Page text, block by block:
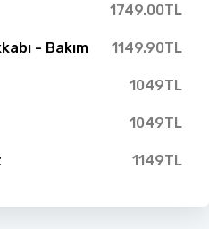
1749.00TL
- Bakım 1149.90TL
1049TL
1049TL
1149TL